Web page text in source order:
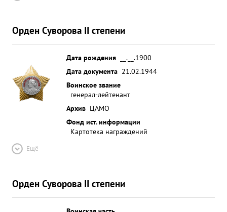
Орден Суворова II степени
Дата рождения
__.__.1900
Дата документа 21.02.1944
Воинское звание
генерал-лейтенант
Архив ЦАМО
Фонд ист. информации
Картотека награждений
Ещё
Орден Суворова II степени